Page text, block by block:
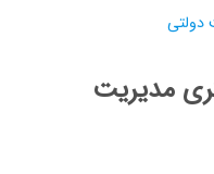
دولتی
مدیریت